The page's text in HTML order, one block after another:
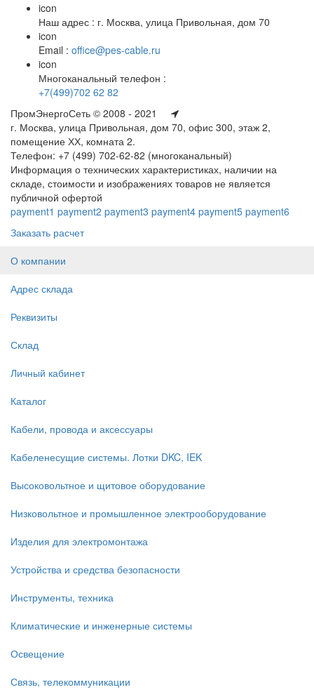
icon
Наш адрес : г. Москва, улица Привольная, дом 70
icon
Email : office@pes-cable.ru
icon
Многоканальный телефон :
+7(499)702 62 82
ПромЭнергоСеть © 2008 - 2021
г. Москва, улица Привольная, дом 70, офис 300, этаж 2,
помещение ХХ, комната 2.
Телефон: +7 (499) 702-62-82 (многоканальный)
Информация о технических характеристиках, наличии на
складе, стоимости и изображениях товаров не является
публичной офертой
payment1 payment2 payment3 payment4 payment5 payment6
Заказать расчет
О компании
Адрес склада
Реквизиты
Склад
Личный кабинет
Каталог
Кабели, провода и аксессуары
Кабеленесущие системы. Лотки DKC, IEK
Высоковольтное и щитовое оборудование
Низковольтное и промышленное электрооборудование
Изделия для электромонтажа
Устройства и средства безопасности
Инструменты, техника
Климатические и инженерные системы
Освещение
Связь, телекоммуникации